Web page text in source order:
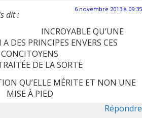
dit :
6 novembre 2013 à 09:35
INCROYABLE QU’UNE
DES PRINCIPES ENVERS CES
CONCITOYENS
DE LA SORTE
QU’ELLE MÉRITE ET NON UNE
MISE À PIED
Répondre